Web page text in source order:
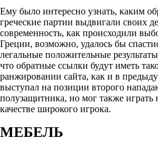
Ему было интересно узнать, каким
греческие партии выдвигали своих
современность, как происходили
Греции, возможно, удалось бы
легальные положительные
что обратные ссылки будут иметь
ранжировании сайта, как и в
выступал на позиции второго
полузащитника, но мог также играть
качестве широкого игрока.
МЕБЕЛЬ